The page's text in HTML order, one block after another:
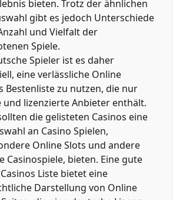
bieten. Trotz der ähnlichen
gibt es jedoch Unterschiede
und Vielfalt der
Spiele.
Spieler ist es daher
eine verlässliche Online
Bestenliste zu nutzen, die nur
und lizenzierte Anbieter enthält.
die gelisteten Casinos eine
an Casino Spielen,
Online Slots und andere
Casinospiele, bieten. Eine gute
Liste bietet eine
Darstellung von Online